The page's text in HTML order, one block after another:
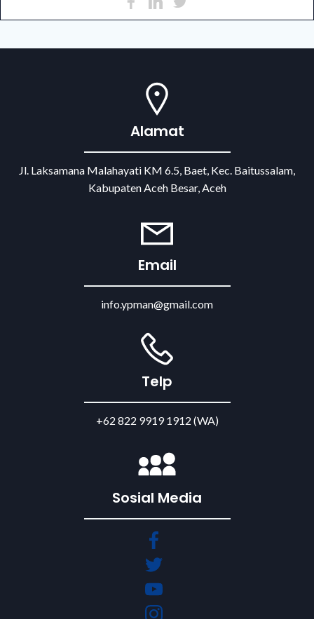
Alamat
Jl. Laksamana Malahayati KM 6.5, Baet, Kec. Baitussalam,
Kabupaten Aceh Besar, Aceh
Email
info.ypman@gmail.com
Telp
+62 822 9919 1912 (WA)
Sosial Media